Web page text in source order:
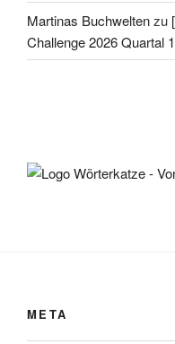
Martinas Buchweltenzu
Challenge 2026 Quartal 1
META